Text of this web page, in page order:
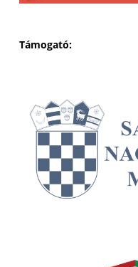
Támogató: